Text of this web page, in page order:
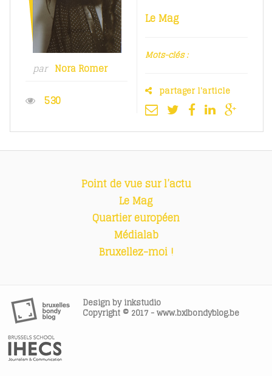
par Nora Romer
530
Le Mag
Mots-clés :
partager l'article
Point de vue sur l’actu
Le Mag
Quartier européen
Médialab
Bruxellez-moi !
Design byinkstudio
Copyright © 2017 - www.bxlbondyblog.be